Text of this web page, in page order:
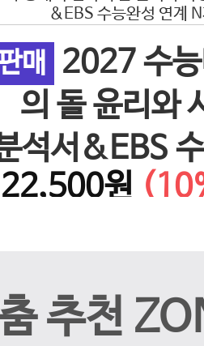
매
2027 수
의 돌 윤리와
석서&EBS
계 N제
22,500원
추천